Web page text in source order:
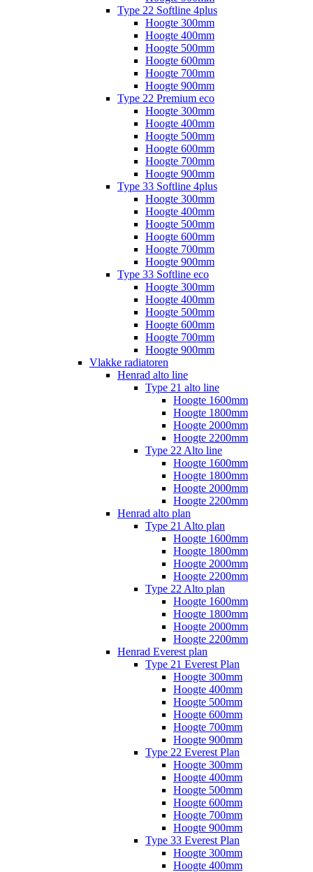
Type 22 Softline 4plus
Hoogte 300mm
Hoogte 400mm
Hoogte 500mm
Hoogte 600mm
Hoogte 700mm
Hoogte 900mm
Type 22 Premium eco
Hoogte 300mm
Hoogte 400mm
Hoogte 500mm
Hoogte 600mm
Hoogte 700mm
Hoogte 900mm
Type 33 Softline 4plus
Hoogte 300mm
Hoogte 400mm
Hoogte 500mm
Hoogte 600mm
Hoogte 700mm
Hoogte 900mm
Type 33 Softline eco
Hoogte 300mm
Hoogte 400mm
Hoogte 500mm
Hoogte 600mm
Hoogte 700mm
Hoogte 900mm
Vlakke radiatoren
Henrad alto line
Type 21 alto line
Hoogte 1600mm
Hoogte 1800mm
Hoogte 2000mm
Hoogte 2200mm
Type 22 Alto line
Hoogte 1600mm
Hoogte 1800mm
Hoogte 2000mm
Hoogte 2200mm
Henrad alto plan
Type 21 Alto plan
Hoogte 1600mm
Hoogte 1800mm
Hoogte 2000mm
Hoogte 2200mm
Type 22 Alto plan
Hoogte 1600mm
Hoogte 1800mm
Hoogte 2000mm
Hoogte 2200mm
Henrad Everest plan
Type 21 Everest Plan
Hoogte 300mm
Hoogte 400mm
Hoogte 500mm
Hoogte 600mm
Hoogte 700mm
Hoogte 900mm
Type 22 Everest Plan
Hoogte 300mm
Hoogte 400mm
Hoogte 500mm
Hoogte 600mm
Hoogte 700mm
Hoogte 900mm
Type 33 Everest Plan
Hoogte 300mm
Hoogte 400mm